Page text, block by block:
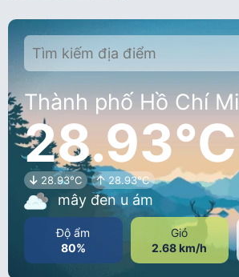
Thành phố Hồ Chí
28.93°C
28.93°C 28.93°C
mây đen u ám
Độ ẩm
80%
Gió
2.68 km/h